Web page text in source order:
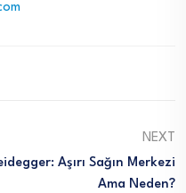
NEXT
Aşırı Sağın Merkezi
Ama Neden?